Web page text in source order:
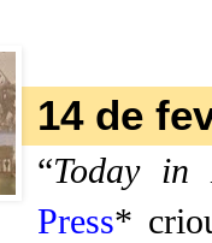
14 de
“Today in
Press*